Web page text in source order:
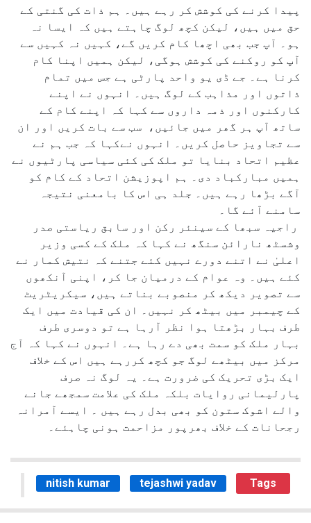
پیدا کرنے کی کوشش کر رہے ہیں۔ ہم ذات کی گنتی کے
حق میں ہیں، لیکن کچھ لوگ چاہتے ہیں کہ ایسا نہ
ہو۔ آپ جب بھی اچھا کام کریں گے، کہیں نہ کہیں سے
آپ کو روکنے کی کوشش ہوگی، لیکن ہمیں اپنا کام
کرنا ہے۔ جے ڈی یو واحد پارٹی ہے جس میں تمام
ذاتوں اور مذاہب کے لوگ ہیں۔ انہوں نے اپنے
کارکنوں اور ذمہ داروں سے کہا کہ اپنے کام کے
ساتھ آپ ہر گھر میں جائیں، سب سے بات کریں اور ان
سے تجاویز حاصل کریں۔ انہوں نےکہا کہ جب ہم نے
عظیم اتحاد بنایا تو ملک کی کئی سیاسی پارٹیوں نے
ہمیں مبارکباد دی۔ ہم اپوزیشن اتحاد کے کام کو
آگے بڑھا رہے ہیں۔ جلد ہی اس کا بامعنی نتیجہ
سامنے آئے گا۔
راجیہ سبھا کے سینئر رکن اور سابق ریاستی صدر
وشسٹھ نارائن سنگھ نے کہا کہ ملک کے کسی وزیر
اعلیٰ نے اتنے دورے نہیں کئے جتنے کہ نتیش کمار نے
کئے ہیں۔ وہ عوام کے درمیان جا کر، اپنی آنکھوں
سے تصویر دیکھ کر منصوبے بناتے ہیں، سیکریٹریٹ
کے چیمبر میں بیٹھ کر نہیں۔ ان کی قیادت میں ایک
طرف بہار بڑھتا ہوا نظر آرہا ہے تو دوسری طرف
بہار ملک کو سمت بھی دے رہا ہے۔ انہوں نے کہا کہ آج
مرکز میں بیٹھے لوگ جو کچھ کررہے ہیں اس کے خلاف
ایک بڑی تحریک کی ضرورت ہے۔ یہ لوگ نہ صرف
پارلیمانی روایات بلکہ ملک کی علامت سمجھے جانے
والے اشوک ستون کو بھی بدل رہے ہیں ۔ ایسے آمرانہ
رجحانات کے خلاف بھرپور مزاحمت ہونی چاہئے۔
nitish kumar tejashwi yadav Tags